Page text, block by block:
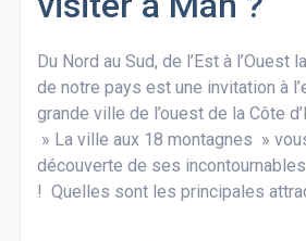
Du Nord au Sud, de l’Est à l’Ouest
de notre pays est une invitation à
grande ville de l’ouest de la Côte
» La ville aux 18 montagnes »
découverte de ses
! Quelles sont les principales